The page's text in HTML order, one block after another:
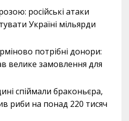
російські атаки
Україні мільярди
потрібні донори:
велике замовлення для
спіймали браконьєра,
риби на понад 220 тисяч